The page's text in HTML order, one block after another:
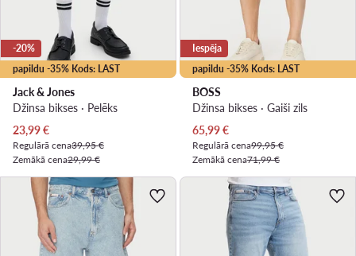
papildu -35% Kods: LAST
-20%
Jack & Jones
Džinsa bikses · Pelēks
Pašreizējā cena
23,99€
Regulārā cena39,95 €
Zemākā cena29,99 €
papildu -35% Kods: LAST
Iespēja
BOSS
Džinsa bikses · Gaiši zils
Pašreizējā cena
65,99€
Regulārā cena99,95 €
Zemākā cena71,99 €